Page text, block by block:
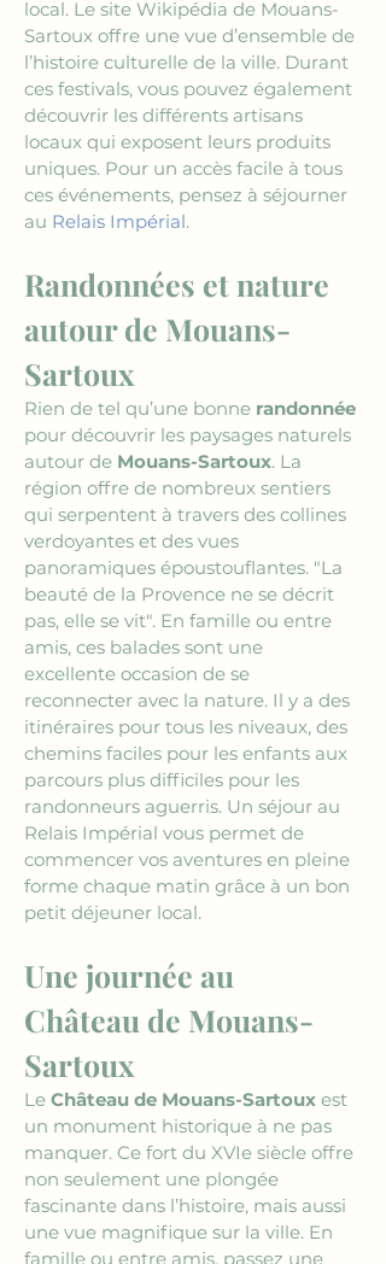
local. Le site Wikipédia de Mouans-
Sartoux offre une vue d’ensemble de
l’histoire culturelle de la ville. Durant
ces festivals, vous pouvez également
découvrir les différents artisans
locaux qui exposent leurs produits
uniques. Pour un accès facile à tous
ces événements, pensez à séjourner
au Relais Impérial.
Randonnées et nature
autour de Mouans-
Sartoux
Rien de tel qu’une bonne randonnée
pour découvrir les paysages naturels
autour de Mouans-Sartoux. La
région offre de nombreux sentiers
qui serpentent à travers des collines
verdoyantes et des vues
panoramiques époustouflantes. "La
beauté de la Provence ne se décrit
pas, elle se vit". En famille ou entre
amis, ces balades sont une
excellente occasion de se
reconnecter avec la nature. Il y a des
itinéraires pour tous les niveaux, des
chemins faciles pour les enfants aux
parcours plus difficiles pour les
randonneurs aguerris. Un séjour au
Relais Impérial vous permet de
commencer vos aventures en pleine
forme chaque matin grâce à un bon
petit déjeuner local.
Une journée au
Château de Mouans-
Sartoux
Le Château de Mouans-Sartoux est
un monument historique à ne pas
manquer. Ce fort du XVIe siècle offre
non seulement une plongée
fascinante dans l’histoire, mais aussi
une vue magnifique sur la ville. En
famille ou entre amis, passez une